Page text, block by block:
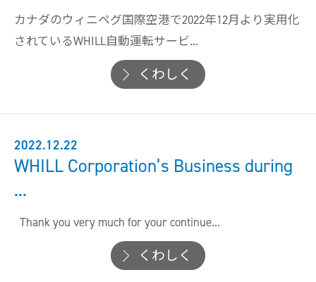
カナダのウィニペグ国際空港で2022年12月より実用化
されているWHILL自動運転サービ...
くわしく
2022.12.22
WHILL Corporation’s Business during
...
Thank you very much for your continue...
くわしく